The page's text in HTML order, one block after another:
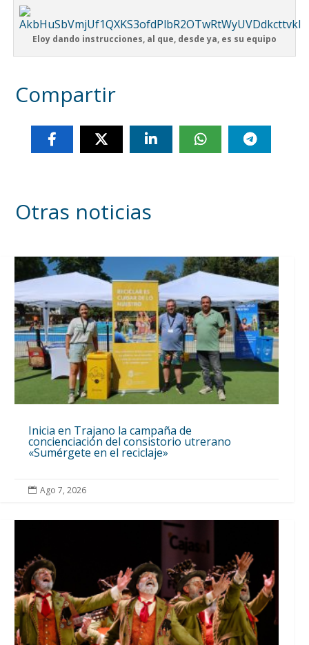
Eloy dando instrucciones, al que, desde ya, es su equipo
Compartir
Otras noticias
Inicia en Trajano la campaña de
concienciación del consistorio utrerano
«Sumérgete en el reciclaje»
 Ago 7, 2026